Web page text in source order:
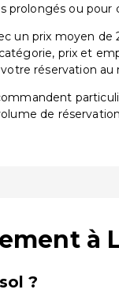
prolongés ou
prix moyen
prix et
réservation au
de
à
?